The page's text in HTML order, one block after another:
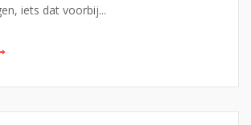
iets dat voorbij...